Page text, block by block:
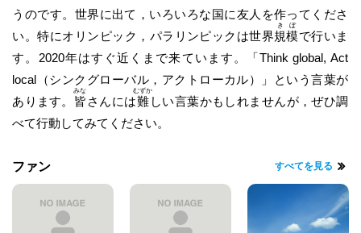
うのです。世界に出て，いろいろな国に友人を作ってくださ
い。特にオリンピック，パラリンピックは世界規模
きぼ
で行いま
す。2020年はすぐ近くまで来ています。「Think global, Act
local（シンクグローバル，アクトローカル）」という言葉が
あります。 皆
みな
さんには難
むずか
しい言葉かもしれませんが，ぜひ調
べて行動してみてください。
ファン すべてを見る